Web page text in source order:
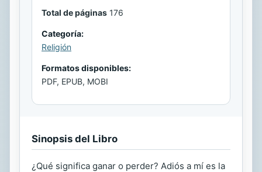
Total de páginas 176
Categoría:
Religión
Formatos disponibles:
PDF, EPUB, MOBI
Sinopsis del Libro
¿Qué significa ganar o perder? Adiós a mí es la